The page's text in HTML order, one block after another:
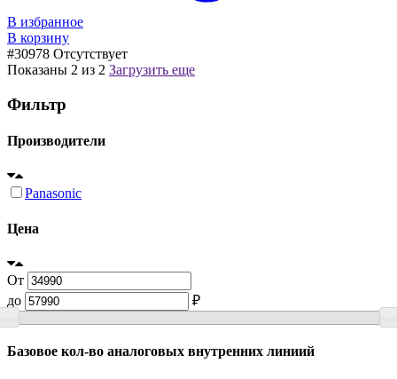
В избранное
В корзину
#30978 Отсутствует
Показаны 2 из 2 Загрузить еще
Фильтр
Производители
Panasonic
Цена
От
до
₽
Базовое кол-во аналоговых внутренних линиий